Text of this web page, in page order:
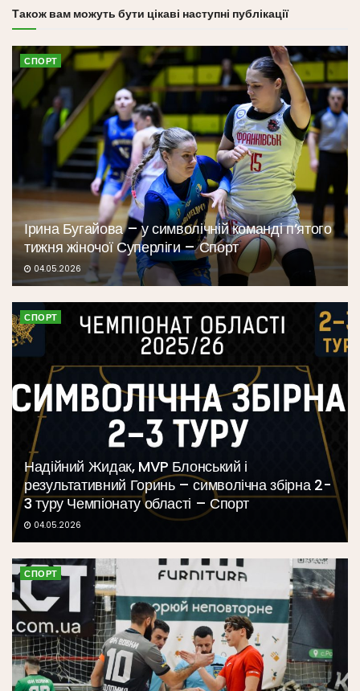
Також вам можуть бути цікаві наступні публікації
СПОРТ
Ірина Бугайова – у символічній команді п’ятого
тижня жіночої Суперліги – Спорт
04.05.2026
СПОРТ
Надійний Жидак, MVP Блонський і
результативний Горинь – символічна збірна 2-
3 туру Чемпіонату області – Спорт
04.05.2026
СПОРТ